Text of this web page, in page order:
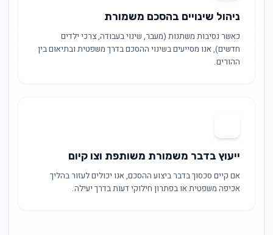
ניהול שינויים בהסכם משמורת
כאשר נסיבות משתנות (מעבר, שינוי בעבודה, צרכי ילדים
חדשים), אנו מסייעים בשינוי ההסכם בדרך משפטית ובתיאום בין
ההורים.
ייעוץ בדבר משמורת משותפת וצו קיום
אם קיים סכסוך בדבר ביצוע ההסכם, אנו יכולים לעזור בהליך
אכיפה משפטית או בפתרון חילוקי דעות בדרך יעילה.